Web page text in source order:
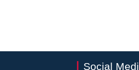
Social